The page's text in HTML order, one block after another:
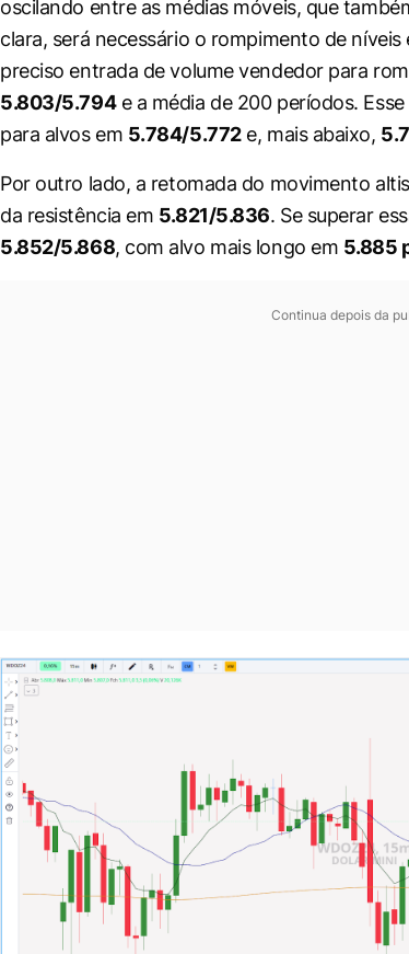
oscilando entre as médias móveis, que
clara, será necessário o rompimento de
preciso entrada de volume vendedor para
5.803/5.794e a média de 200 períodos.
para alvos em 5.784/5.772e, mais abaixo,
Por outro lado, a retomada do movimento
da resistência em 5.821/5.836. Se superar
5.852/5.868, com alvo mais longo em 5.885
Continua depois da